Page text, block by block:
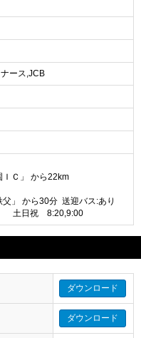
ース,JCB
ＩＣ」 から22km
」 から30分 送迎バス:あり
土日祝 8:20,9:00
ダウンロード
ダウンロード